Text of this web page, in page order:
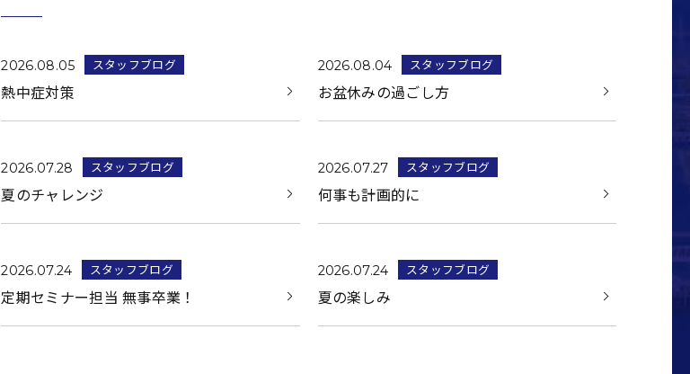
2026.08.05 スタッフブログ
熱中症対策
2026.08.04 スタッフブログ
お盆休みの過ごし方
2026.07.28 スタッフブログ
夏のチャレンジ
2026.07.27 スタッフブログ
何事も計画的に
2026.07.24 スタッフブログ
定期セミナー担当 無事卒業！
2026.07.24 スタッフブログ
夏の楽しみ